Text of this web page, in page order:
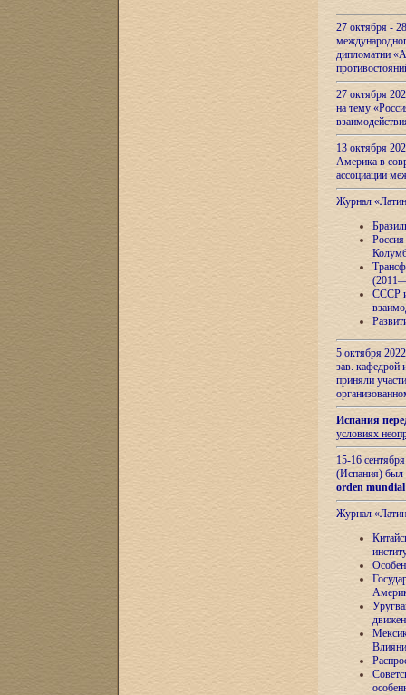
27 октября -
дипломатии
27 октября
на тему
13 октября
Америка в
ассоциации
Журнал
СССР и
5 октября
зав.
приняли
Испания
условиях
15-16
(Испания) был
orden
Журнал